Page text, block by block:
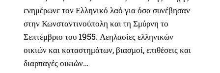
ενημέρωνε τον Ελληνικό λαό για όσα συνέβησαν
στην Κωνσταντινούπολη και τη Σμύρνη το
Σεπτέμβριο του 1955. Λεηλασίες ελληνικών
οικιών και καταστημάτων, βιασμοί, επιθέσεις και
διαρπαγές οικιών…